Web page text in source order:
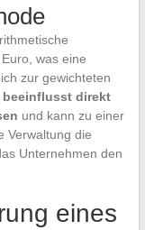
was eine
zur gewichteten
beeinflusst direkt
und kann zu einer
Verwaltung die
Unternehmen den
eines